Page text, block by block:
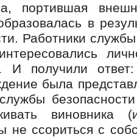
портившая
в
Работники
И получили
была
виновника
не ссориться с